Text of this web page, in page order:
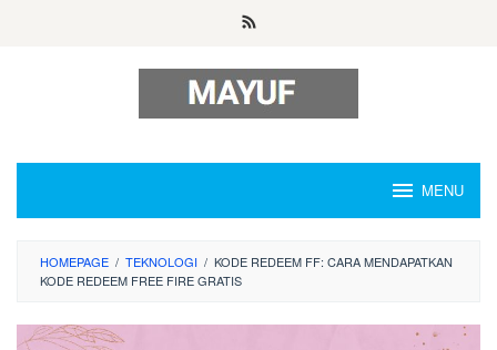
MENU
HOMEPAGE / TEKNOLOGI / KODE REDEEM FF: CARA MENDAPATKAN
KODE REDEEM FREE FIRE GRATIS